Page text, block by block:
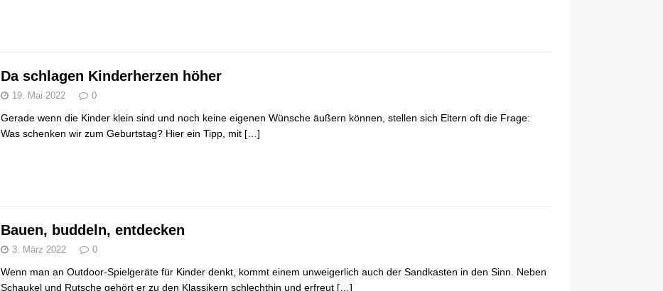
Da schlagen Kinderherzen höher
19. Mai 2022 0
Gerade wenn die Kinder klein sind und noch keine eigenen Wünsche äußern können, stellen sich Eltern oft die Frage:
Was schenken wir zum Geburtstag? Hier ein Tipp, mit […]
Bauen, buddeln, entdecken
3. März 2022 0
Wenn man an Outdoor-Spielgeräte für Kinder denkt, kommt einem unweigerlich auch der Sandkasten in den Sinn. Neben
Schaukel und Rutsche gehört er zu den Klassikern schlechthin und erfreut […]